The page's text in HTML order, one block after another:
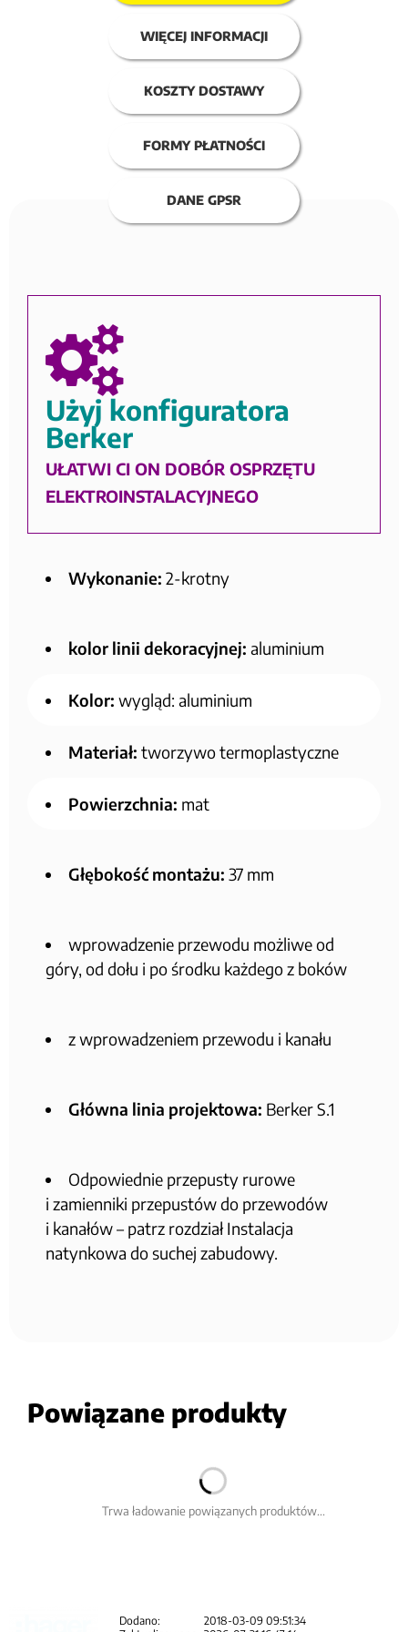
WIĘCEJ INFORMACJI
KOSZTY DOSTAWY
FORMY PŁATNOŚCI
DANE GPSR
Użyj konfiguratora
Berker
UŁATWI CI ON DOBÓR OSPRZĘTU
ELEKTROINSTALACYJNEGO
Wykonanie: 2-krotny
kolor linii dekoracyjnej: aluminium
Kolor: wygląd: aluminium
Materiał: tworzywo termoplastyczne
Powierzchnia: mat
Głębokość montażu: 37 mm
wprowadzenie przewodu możliwe od
góry, od dołu i po środku każdego z boków
z wprowadzeniem przewodu i kanału
Główna linia projektowa: Berker S.1
Odpowiednie przepusty rurowe
i zamienniki przepustów do przewodów
i kanałów – patrz rozdział Instalacja
natynkowa do suchej zabudowy.
Powiązane produkty
Trwa ładowanie powiązanych produktów...
Dodano:
2018-03-09 09:51:34